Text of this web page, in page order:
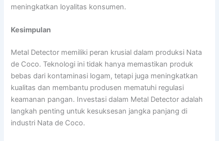
meningkatkan loyalitas konsumen.
Kesimpulan
Metal Detector memiliki peran krusial dalam produksi Nata
de Coco. Teknologi ini tidak hanya memastikan produk
bebas dari kontaminasi logam, tetapi juga meningkatkan
kualitas dan membantu produsen mematuhi regulasi
keamanan pangan. Investasi dalam Metal Detector adalah
langkah penting untuk kesuksesan jangka panjang di
industri Nata de Coco.